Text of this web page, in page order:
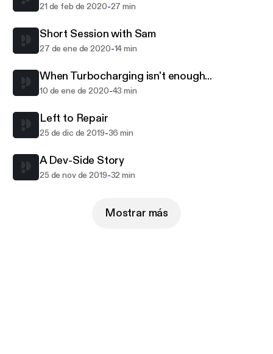
21 de feb de 2020-27 min
Short Session with Sam
27 de ene de 2020-14 min
When Turbocharging isn't enough...
10 de ene de 2020-43 min
Left to Repair
25 de dic de 2019-36 min
A Dev-Side Story
25 de nov de 2019-32 min
Mostrar más